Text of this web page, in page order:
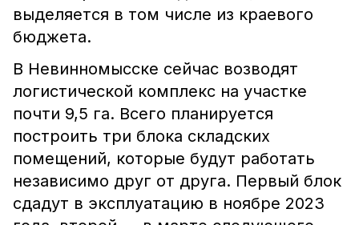
выделяется в том числе из краевого
бюджета.
В Невинномысске сейчас возводят
логистической комплекс на участке
почти 9,5 га. Всего планируется
построить три блока складских
помещений, которые будут работать
независимо друг от друга. Первый блок
сдадут в эксплуатацию в ноябре 2023